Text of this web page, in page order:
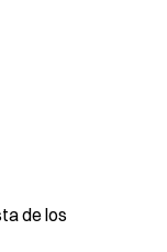
de los